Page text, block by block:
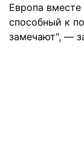
Европа
способный к
замечают", —